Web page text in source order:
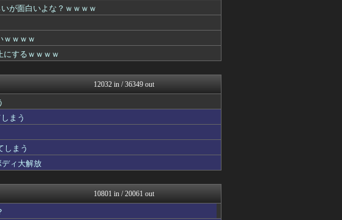
満塁で見...
なんじぇいスタジアム＠なん...
できた...
ガールズVIPまとめ
思疎通...
ｗｗ...
キスログ
思考ちゃんねる
国主義を...
軍事・ミリタリー速報☆彡
ｗｗ
アナ速‐女子アナ画像速報
由ｗｗ...
アニはつ -アニメ発信場-
ｗｗｗ...
なってい...
基地沢直樹-復讐・修羅場・...
数出そう...
基地沢直樹-復讐・修羅場・...
ガールズVIPまとめ
はピンク...
が面白いよな？ｗｗｗｗ
ｗｗｗｗ
にするｗｗｗｗ
12032 in / 36349 out
まう
しまう
ディ大解放
10801 in / 20061 out